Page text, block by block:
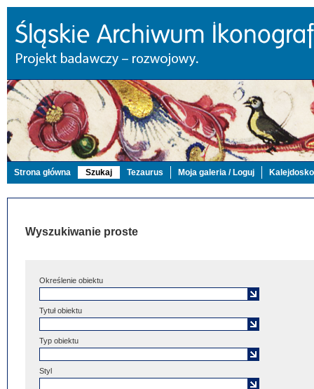
Strona główna Szukaj Tezaurus Moja galeria / Loguj
Wyszukiwanie proste
Określenie obiektu
Tytuł obiektu
Typ obiektu
Styl